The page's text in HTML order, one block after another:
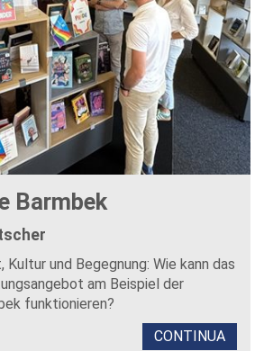
Barmbek
und Begegnung: Wie kann das
am Beispiel der
funktionieren?
CONTINUA